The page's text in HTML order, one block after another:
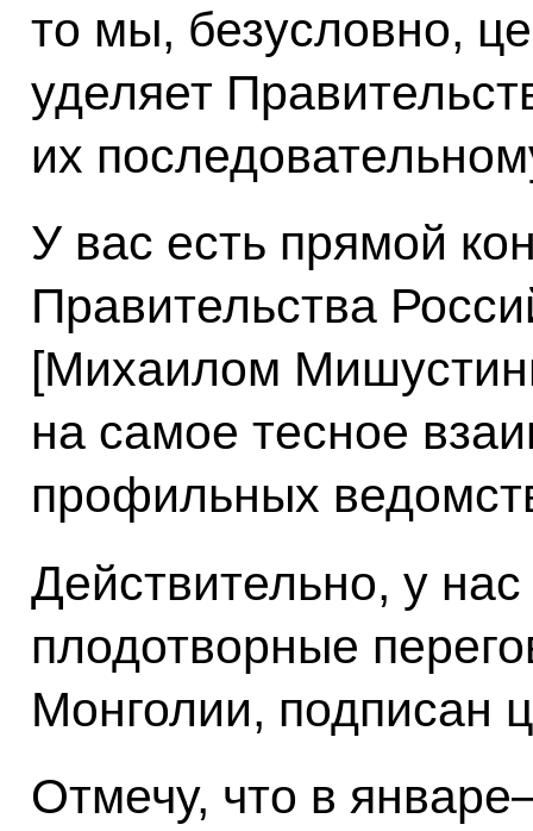
то мы, безусловно,
уделяет
их
У вас есть прямой
Правительства
[Михаилом
на самое тесное
профильных
Действительно, у
плодотворные
Монголии, подписан
Отмечу, что в